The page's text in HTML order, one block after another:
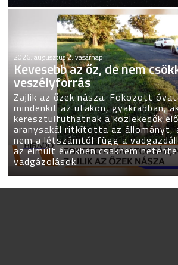
2026. augusztus 2. vasárnap
Kevesebb az őz, de nem
veszélyforrás
Zajlik az őzek násza. Fokozott
mindenkit az utakon, gyakrabban,
keresztülfuthatnak a közlekedők
aranysakál ritkította az állományt,
nem a létszámtól függ a
az elmúlt években csaknem
vadgázolások.